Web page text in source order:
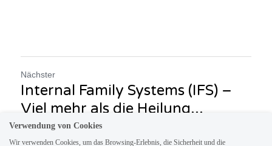
Nächster
Internal Family Systems (IFS) –
Viel mehr als die Heilung...
Verwendung von Cookies
Wir verwenden Cookies, um das Browsing-Erlebnis, die Sicherheit und die